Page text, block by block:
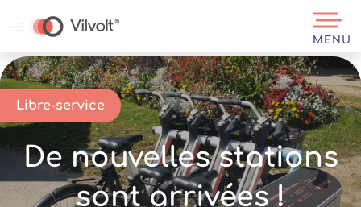
MENU
Libre-service
De nouvelles stations
sont arrivées !